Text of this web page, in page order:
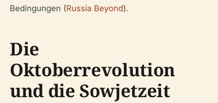
Bedingungen (Russia Beyond).
Die
Oktoberrevolution
und die Sowjetzeit